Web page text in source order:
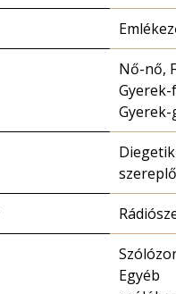
Nő-nő,
Egyéb